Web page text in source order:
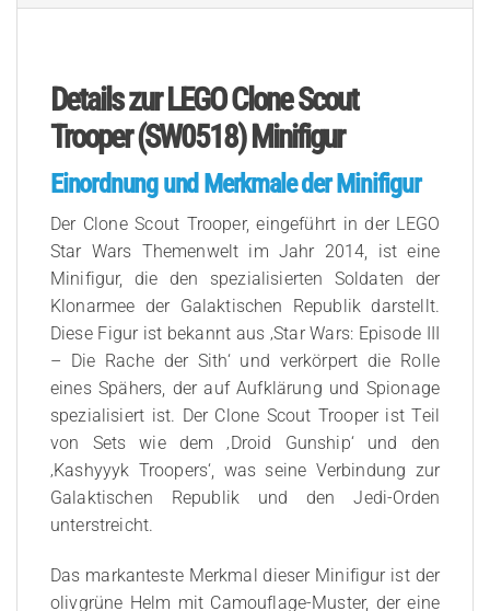
Details zur LEGO Clone Scout
Trooper (SW0518) Minifigur
Einordnung und Merkmale der Minifigur
Der Clone Scout Trooper, eingeführt in der LEGO
Star Wars Themenwelt im Jahr 2014, ist eine
Minifigur, die den spezialisierten Soldaten der
Klonarmee der Galaktischen Republik darstellt.
Diese Figur ist bekannt aus ‚Star Wars: Episode III
– Die Rache der Sith‘ und verkörpert die Rolle
eines Spähers, der auf Aufklärung und Spionage
spezialisiert ist. Der Clone Scout Trooper ist Teil
von Sets wie dem ‚Droid Gunship‘ und den
‚Kashyyyk Troopers‘, was seine Verbindung zur
Galaktischen Republik und den Jedi-Orden
unterstreicht.
Das markanteste Merkmal dieser Minifigur ist der
olivgrüne Helm mit Camouflage-Muster, der eine